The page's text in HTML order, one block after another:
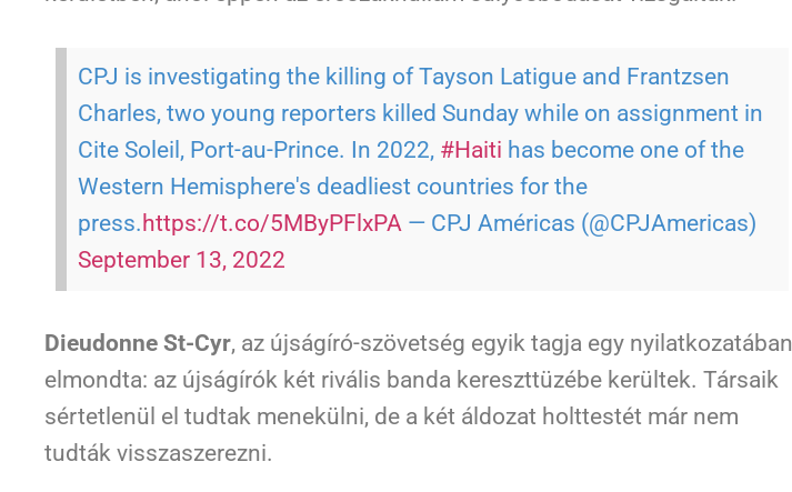
CPJ is investigating the killing of Tayson Latigue and Frantzsen
Charles, two young reporters killed Sunday while on assignment in
Cite Soleil, Port-au-Prince. In 2022, #Haiti has become one of the
Western Hemisphere's deadliest countries for the
press. https://t.co/5MByPFlxPA — CPJ Américas (@CPJAmericas)
September 13, 2022
Dieudonne St-Cyr, az újságíró-szövetség egyik tagja egy nyilatkozatában
elmondta: az újságírók két rivális banda kereszttüzébe kerültek. Társaik
sértetlenül el tudtak menekülni, de a két áldozat holttestét már nem
tudták visszaszerezni.